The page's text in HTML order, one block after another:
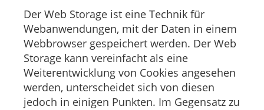
Der Web Storage ist eine Technik für
Webanwendungen, mit der Daten in einem
Webbrowser gespeichert werden. Der Web
Storage kann vereinfacht als eine
Weiterentwicklung von Cookies angesehen
werden, unterscheidet sich von diesen
jedoch in einigen Punkten. Im Gegensatz zu